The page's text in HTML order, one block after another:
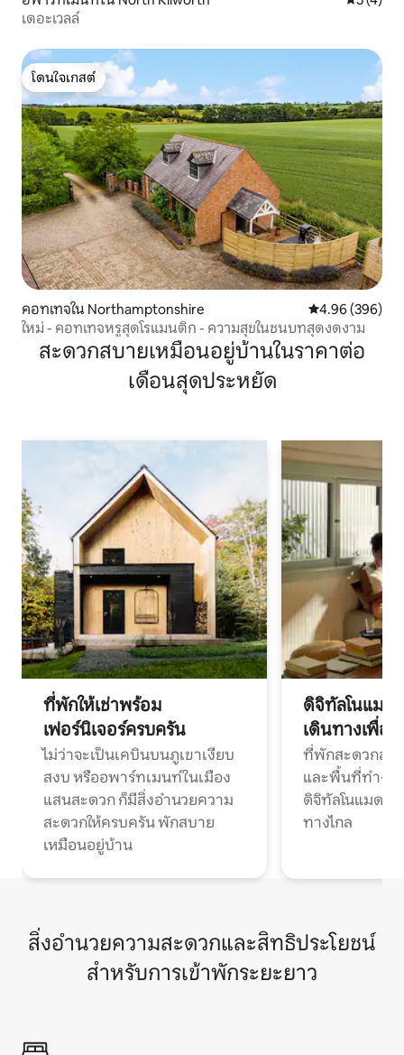
เดอะเวลล์
โดนใจเกสต์
โดนใจเกสต์
คอทเทจใน Northamptonshire คะแนนเฉลี่ย
4.96 (396)
ใหม่ - คอทเทจหรูสุดโรแมนติก - ความสุขในชนบทสุดงดงาม
สะดวกสบายเหมือนอยู่บ้านในราคาต่อ
เดือนสุดประหยัด
ที่พักให้เช่าพร้อม
เฟอร์นิเจอร์ครบครัน
ไม่ว่าจะเป็นเคบินบนภูเขาเงียบ
สงบ หรืออพาร์ทเมนท์ในเมือง
แสนสะดวก ก็มีสิ่งอำนวยความ
สะดวกให้ครบครัน พักสบาย
เหมือนอยู่บ้าน
ดิจิทัลโนแมด
เดินทางเพื่อ
ที่พักสะดวกสบ
และพื้นที่ทำงา
ดิจิทัลโนแมดแ
ทางไกล
สิ่งอำนวยความสะดวกและสิทธิประโยชน์
สำหรับการเข้าพักระยะยาว